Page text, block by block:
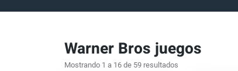
Warner Bros juegos
Mostrando 1 a 16 de 59 resultados